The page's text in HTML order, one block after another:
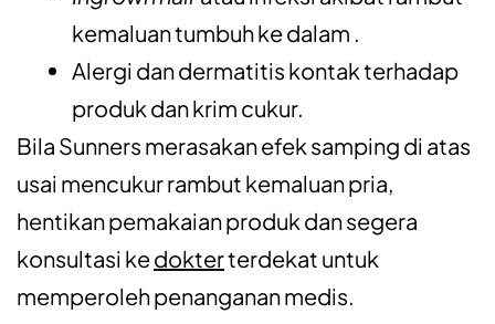
kemaluan tumbuh ke dalam .
Alergi dan dermatitis kontak terhadap
produk dan krim cukur.
Bila Sunners merasakan efek samping di atas
usai mencukur rambut kemaluan pria,
hentikan pemakaian produk dan segera
konsultasi kedokterterdekat untuk
memperoleh penanganan medis.